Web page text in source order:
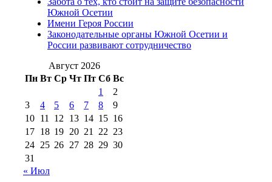
№98 8 августа 2013 г
августа 2012 г(14) №98+99 11 июля
2017 г(9)
№99 4 августа
2016 г(12) №99 8 июля 2014 г
августа 2012 г(11)
августа 2013 г
(12)
Южной Осетии
Имени Героя России
Законодательные органы Южной Осетии и
России развивают сотрудничество
Август 2026
Пн Вт Ср Чт Пт Сб Вс
1
2
3
4 5 6 7 8
9
10 11 12 13 14 15 16
17 18 19 20 21 22 23
24 25 26 27 28 29 30
31
« Июл